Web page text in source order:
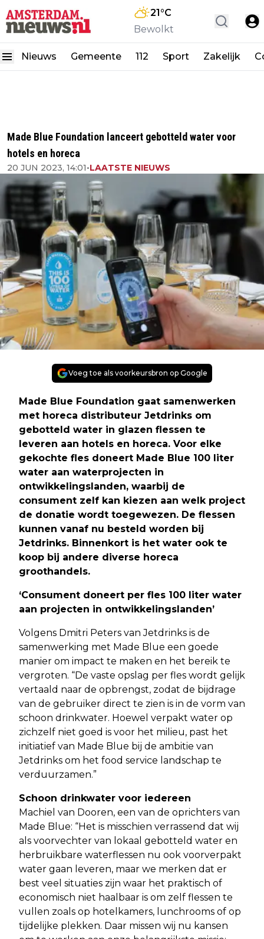
21°C
Bewolkt
Nieuws Gemeente 112 Sport Zakelijk
Made Blue Foundation lanceert gebotteld water voor
hotels en horeca
20 JUN 2023, 14:01•LAATSTE NIEUWS
Voeg toe als voorkeursbron op Google
Made Blue Foundation gaat samenwerken
met horeca distributeur Jetdrinks om
gebotteld water in glazen flessen te
leveren aan hotels en horeca. Voor elke
gekochte fles doneert Made Blue 100 liter
water aan waterprojecten in
ontwikkelingslanden, waarbij de
consument zelf kan kiezen aan welk project
de donatie wordt toegewezen. De flessen
kunnen vanaf nu besteld worden bij
Jetdrinks. Binnenkort is het water ook te
koop bij andere diverse horeca
groothandels.
‘Consument doneert per fles 100 liter water
aan projecten in ontwikkelingslanden’
Volgens Dmitri Peters van Jetdrinks is de
samenwerking met Made Blue een goede
manier om impact te maken en het bereik te
vergroten. “De vaste opslag per fles wordt gelijk
vertaald naar de opbrengst, zodat de bijdrage
van de gebruiker direct te zien is in de vorm van
schoon drinkwater. Hoewel verpakt water op
zichzelf niet goed is voor het milieu, past het
initiatief van Made Blue bij de ambitie van
Jetdrinks om het food service landschap te
verduurzamen.”
Schoon drinkwater voor iedereen
Machiel van Dooren, een van de oprichters van
Made Blue: “Het is misschien verrassend dat wij
als voorvechter van lokaal gebotteld water en
herbruikbare waterflessen nu ook voorverpakt
water gaan leveren, maar we merken dat er
best veel situaties zijn waar het praktisch of
economisch niet haalbaar is om zelf flessen te
vullen zoals op hotelkamers, lunchrooms of op
tijdelijke plekken. Daar missen wij nu kansen